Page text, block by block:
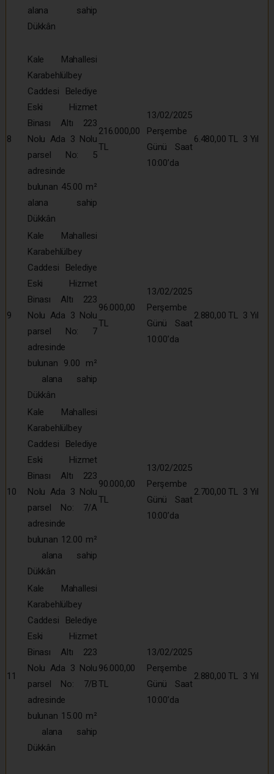
alana sahip
Dükkân
8
Kale Mahallesi
Karabehlülbey
Caddesi Belediye
Eski Hizmet
Binası Altı 223
Nolu Ada 3 Nolu
parsel No: 5
adresinde
bulunan 45.00 m²
alana sahip
Dükkân
216.000,00
TL
13/02/2025
Perşembe
Günü Saat
10:00’da
6.480,00 TL 3 Yıl
9
Kale Mahallesi
Karabehlülbey
Caddesi Belediye
Eski Hizmet
Binası Altı 223
Nolu Ada 3 Nolu
parsel No: 7
adresinde
bulunan 9.00 m²
alana sahip
Dükkân
96.000,00
TL
13/02/2025
Perşembe
Günü Saat
10:00’da
2.880,00 TL 3 Yıl
10
Kale Mahallesi
Karabehlülbey
Caddesi Belediye
Eski Hizmet
Binası Altı 223
Nolu Ada 3 Nolu
parsel No: 7/A
adresinde
bulunan 12.00 m²
alana sahip
Dükkân
90.000,00
TL
13/02/2025
Perşembe
Günü Saat
10:00’da
2.700,00 TL 3 Yıl
11
Kale Mahallesi
Karabehlülbey
Caddesi Belediye
Eski Hizmet
Binası Altı 223
Nolu Ada 3 Nolu
parsel No: 7/B
adresinde
bulunan 15.00 m²
alana sahip
Dükkân
96.000,00
TL
13/02/2025
Perşembe
Günü Saat
10:00’da
2.880,00 TL 3 Yıl